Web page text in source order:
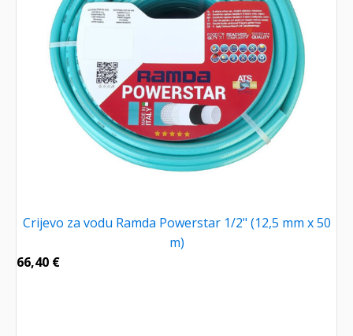
Crijevo za vodu Ramda Powerstar 1/2" (12,5 mm x 50
m)
66,40 €